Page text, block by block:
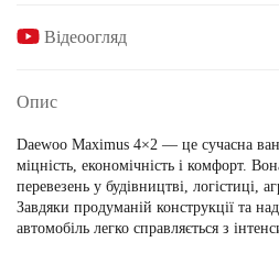
Відеоогляд
Опис
Daewoo Maximus 4×2 — це сучасна
міцність, економічність і комфорт.
перевезень у будівництві, логістиці,
Завдяки продуманій конструкції та
автомобіль легко справляється з